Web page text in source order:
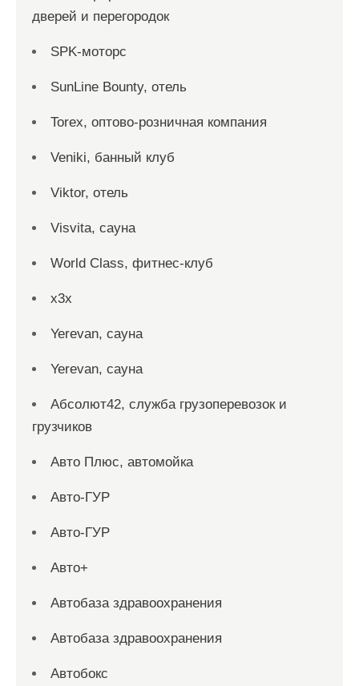
дверей и перегородок
SPK-моторс
SunLine Bounty, отель
Torex, оптово-розничная компания
Veniki, банный клуб
Viktor, отель
Visvita, сауна
World Class, фитнес-клуб
x3x
Yerevan, сауна
Yerevan, сауна
Абсолют42, служба грузоперевозок и
грузчиков
Авто Плюс, автомойка
Авто-ГУР
Авто-ГУР
Авто+
Автобаза здравоохранения
Автобаза здравоохранения
Автобокс